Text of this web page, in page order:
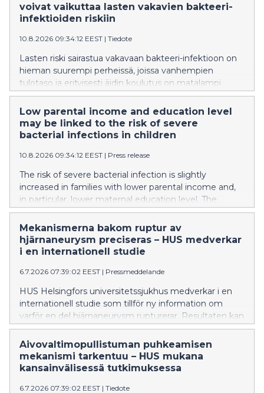
befolkningen, där omfattande nationella data om
smittsamma sjukdomar och socioekonomiska
voivat vaikuttaa lasten vakavien bakteeri-
infektioiden riskiin
10.8.2026 09:34:12 EEST | Tiedote
Lasten riski sairastua vakavaan bakteeri-infektioon on
hieman suurempi perheissä, joissa vanhempien
tulotaso ja erityisesti äidin koulutus on matalampi.
Tulos perustuu ensimmäiseen koko väestön kattavaan
suomalaiseen rekisteritutkimukseen, jossa yhdistettiin
laajat kansalliset tartuntatauti- ja sosioekonomiset
aineistot.
Low parental income and education level
may be linked to the risk of severe
bacterial infections in children
10.8.2026 09:34:12 EEST | Press release
The risk of severe bacterial infection is slightly
increased in families with lower parental income and,
in particular, lower maternal education level. The
results are based on the first Finnish registry study
that covered the entire population, combining
extensive national records on infectious diseases and
socio-economic data.
Mekanismerna bakom ruptur av
hjärnaneurysm preciseras – HUS medverkar
i en internationell studie
6.7.2026 07:39:02 EEST | Pressmeddelande
HUS Helsingfors universitetssjukhus medverkar i en
internationell studie som tillför ny information om
varför en del hjärnaneurysm rupturerar. Resultaten kan
i framtiden bidra till att bättre än i nuläget identifiera
aneurysmen med störst rupturrisk och stödja
utvecklingen av nya läkemedelsbehandlingar. Studien
har publicerats i den ansedda tidskriften Nature
Aivovaltimopullistuman puhkeamisen
mekanismi tarkentuu – HUS mukana
kansainvälisessä tutkimuksessa
6.7.2026 07:39:02 EEST | Tiedote